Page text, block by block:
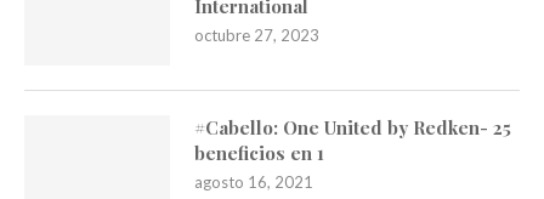
International
octubre 27, 2023
#Cabello: One United by Redken- 25
beneficios en 1
agosto 16, 2021